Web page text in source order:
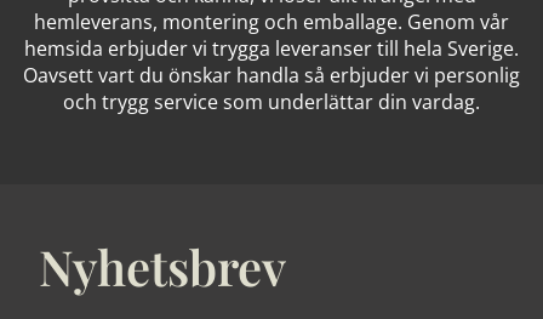
hemleverans, montering och emballage. Genom vår
hemsida erbjuder vi trygga leveranser till hela Sverige.
Oavsett vart du önskar handla så erbjuder vi personlig
och trygg service som underlättar din vardag.
Nyhetsbrev